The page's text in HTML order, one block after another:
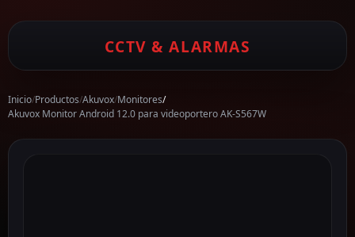
CCTV & ALARMAS
Inicio/Productos/Akuvox/Monitores/
Akuvox Monitor Android 12.0 para videoportero AK-S567W